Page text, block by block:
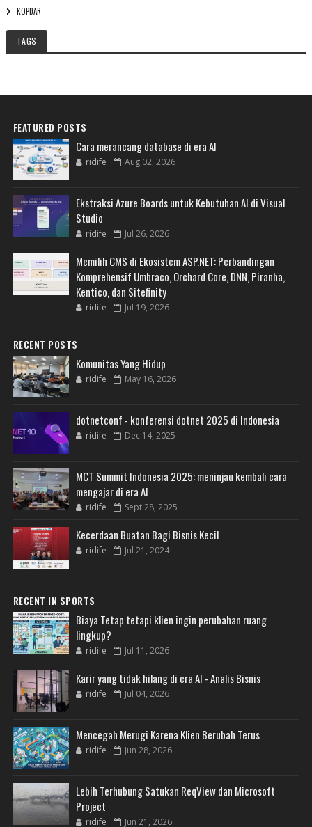
KOPDAR
TAGS
FEATURED POSTS
Cara merancang database di era AI
ridife Aug 02, 2026
Ekstraksi Azure Boards untuk Kebutuhan AI di Visual
Studio
ridife Jul 26, 2026
Memilih CMS di Ekosistem ASP.NET: Perbandingan
Komprehensif Umbraco, Orchard Core, DNN, Piranha,
Kentico, dan Sitefinity
ridife Jul 19, 2026
RECENT POSTS
Komunitas Yang Hidup
ridife May 16, 2026
dotnetconf - konferensi dotnet 2025 di Indonesia
ridife Dec 14, 2025
MCT Summit Indonesia 2025: meninjau kembali cara
mengajar di era AI
ridife Sept 28, 2025
Kecerdaan Buatan Bagi Bisnis Kecil
ridife Jul 21, 2024
RECENT IN SPORTS
Biaya Tetap tetapi klien ingin perubahan ruang
lingkup?
ridife Jul 11, 2026
Karir yang tidak hilang di era AI - Analis Bisnis
ridife Jul 04, 2026
Mencegah Merugi Karena Klien Berubah Terus
ridife Jun 28, 2026
Lebih Terhubung Satukan ReqView dan Microsoft
Project
ridife Jun 21, 2026